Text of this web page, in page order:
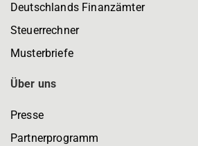
Deutschlands Finanzämter
Steuerrechner
Musterbriefe
Über uns
Presse
Partnerprogramm